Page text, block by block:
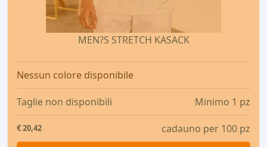
MEN?S STRETCH KASACK
Nessun colore disponibile
Taglie non disponibili Minimo 1 pz
€20,42
cadauno per 100 pz